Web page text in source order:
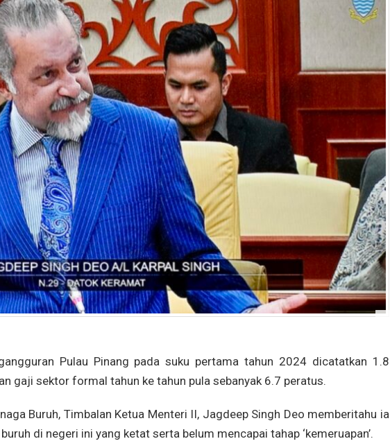
Pulau Pinang pada suku pertama tahun 2024 dicatatkan 1.8
gaji sektor formal tahun ke tahun pula sebanyak 6.7 peratus.
Buruh, Timbalan Ketua Menteri II, Jagdeep Singh Deo memberitahu ia
di negeri ini yang ketat serta belum mencapai tahap ‘kemeruapan’.